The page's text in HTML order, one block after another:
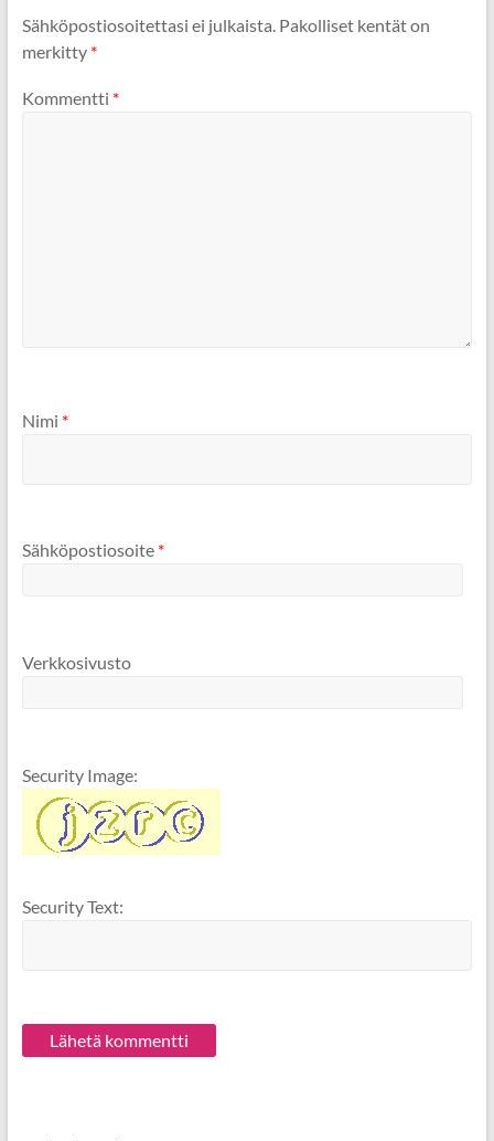
Sähköpostiosoitettasi ei julkaista. Pakolliset kentät on
merkitty *
Kommentti *
Nimi *
Sähköpostiosoite *
Verkkosivusto
Security Image:
Security Text: